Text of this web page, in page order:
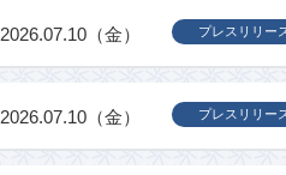
プレスリリー
2026.07.10（金）
プレスリリー
2026.07.10（金）